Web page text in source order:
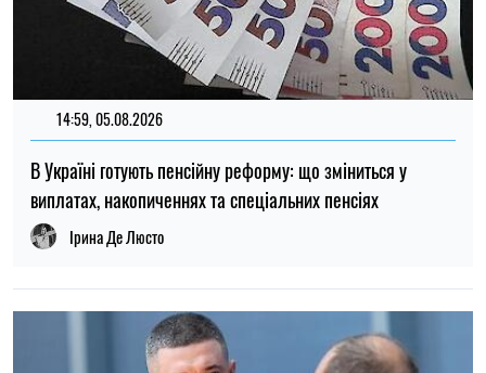
14:59, 05.08.2026
В Україні готують пенсійну реформу: що зміниться у
виплатах, накопиченнях та спеціальних пенсіях
Ірина Де Люсто